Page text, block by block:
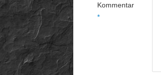
Kommentar
*